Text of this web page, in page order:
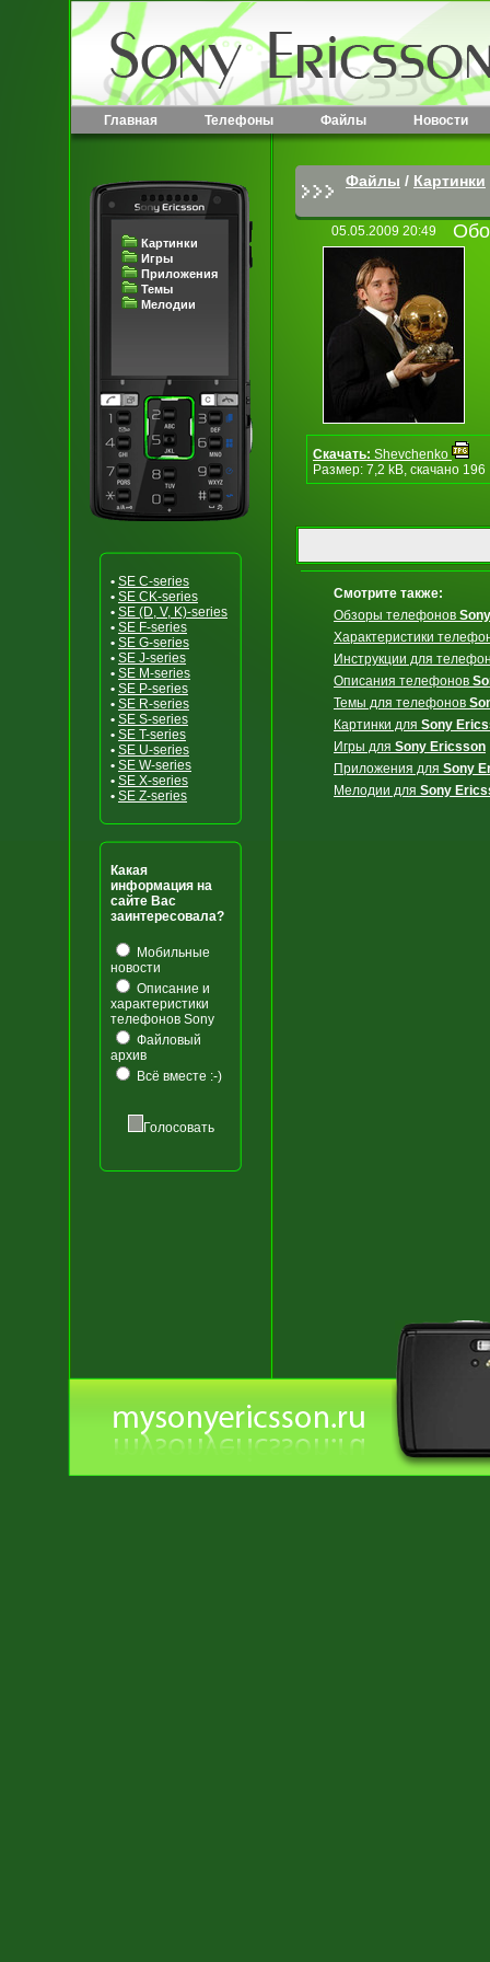
Главная Телефоны Файлы Новости
Картинки
Игры
Приложения
Темы
Мелодии
• SE C-series
• SE CK-series
• SE (D, V, K)-series
• SE F-series
• SE G-series
• SE J-series
• SE M-series
• SE P-series
• SE R-series
• SE S-series
• SE T-series
• SE U-series
• SE W-series
• SE X-series
• SE Z-series
Какая
информация на
сайте Вас
заинтересовала?
Мобильные
новости
Описание и
характеристики
телефонов Sony
Файловый
архив
Всё вместе :-)
Голосовать
Файлы / Картинки
05.05.2009 20:49
Скачать: Shevchenko
Размер: 7,2 kB, скачано 196
Смотрите также:
Обзоры телефонов
Характеристики
Инструкции для
Описания телефонов
Темы для телефонов
Картинки для Sony
Игры для Sony Ericsson
Приложения для Sony
Мелодии для Sony